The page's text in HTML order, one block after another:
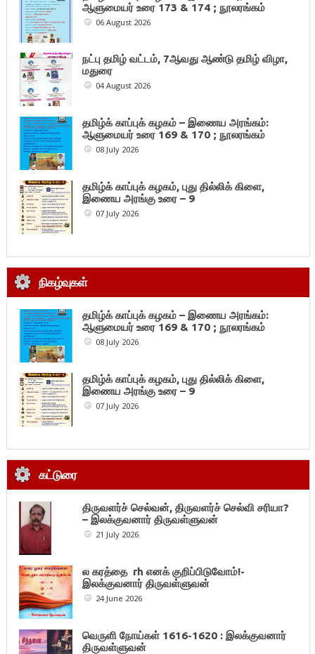
ஆளுமையர் உரை 173 & 174 ; நூலரங்கம்
06 August 2026
நட்பு தமிழ் வட்டம், 7ஆவது ஆண்டு தமிழ் விழா,
மதுரை
04 August 2026
தமிழ்க் காப்புக் கழகம் – இணைய அரங்கம்:
ஆளுமையர் உரை 169 & 170 ; நூலரங்கம்
08 July 2026
தமிழ்க் காப்புக் கழகம், புது தில்லிக் கிளை,
இணைய அரங்கு உரை – 9
07 July 2026
நிகழ்வுகள்
தமிழ்க் காப்புக் கழகம் – இணைய அரங்கம்:
ஆளுமையர் உரை 169 & 170 ; நூலரங்கம்
08 July 2026
தமிழ்க் காப்புக் கழகம், புது தில்லிக் கிளை,
இணைய அரங்கு உரை – 9
07 July 2026
கட்டுரை
திருவளர்ச் செல்வன், திருவளர்ச் செல்வி சரியா?
– இலக்குவனார் திருவள்ளுவன்
21 July 2026
ல கரத்தை rh எனக் குறிப்பிடுவோம்!-
இலக்குவனார் திருவள்ளுவன்
24 June 2026
வெருளி நோய்கள் 1616-1620 : இலக்குவனார்
திருவள்ளுவன்